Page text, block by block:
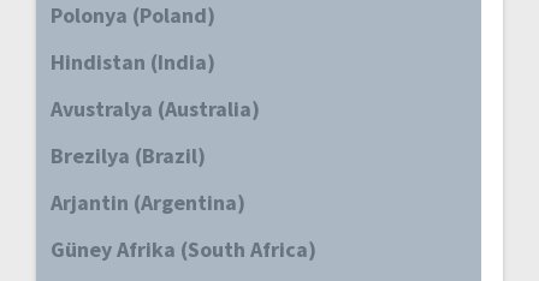
Polonya (Poland)
Hindistan (India)
Avustralya (Australia)
Brezilya (Brazil)
Arjantin (Argentina)
Güney Afrika (South Africa)